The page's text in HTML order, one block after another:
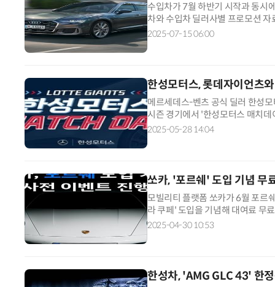
수입차가 7월 하반기 시작과 동시
차와 수입차 딜러사별 프로모션
스바겐 등 주요 수입차 브랜드가
2025-07-15 06:00
한성모터스, 롯데자이언츠
메르세데스-벤츠 공식 딜러 한성
시즌 경기에서 '한성모터스 매치
이언츠가 10년째 이어온 파트너십
2025-05-28 14:04
쏘카, '포르쉐' 도입 기념 무
모빌리티 플랫폼 쏘카가 6월 포르
라 쿠페' 도입을 기념해 대여료 무
쉐 서비스 지역과 색상 등 구체적
2025-04-30 10:53
한성차, 'AMG GLC 43' 한